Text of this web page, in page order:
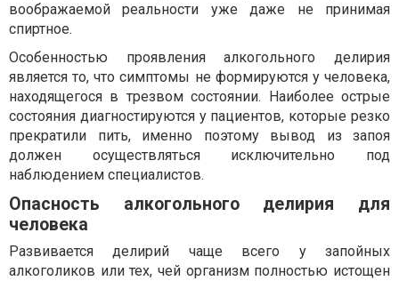
воображаемой реальности уже даже не принимая
спиртное.
Особенностью проявления алкогольного делирия
является то, что симптомы не формируются у человека,
находящегося в трезвом состоянии. Наиболее острые
состояния диагностируются у пациентов, которые резко
прекратили пить, именно поэтому вывод из запоя
должен осуществляться исключительно под
наблюдением специалистов.
Опасность алкогольного делирия для
человека
Развивается делирий чаще всего у запойных
алкоголиков или тех, чей организм полностью истощен